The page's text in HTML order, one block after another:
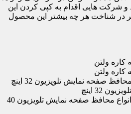
و شرکت هایی اقدام به کپی کردن این
در شناخت هر چه بیشتر این محصول
صفحه نمایش تلویزیون 32 اینچ
32 اینچ
قیمت و خرید اینترنتی انواع محافظ صفحه نمایش تلویزیون 40